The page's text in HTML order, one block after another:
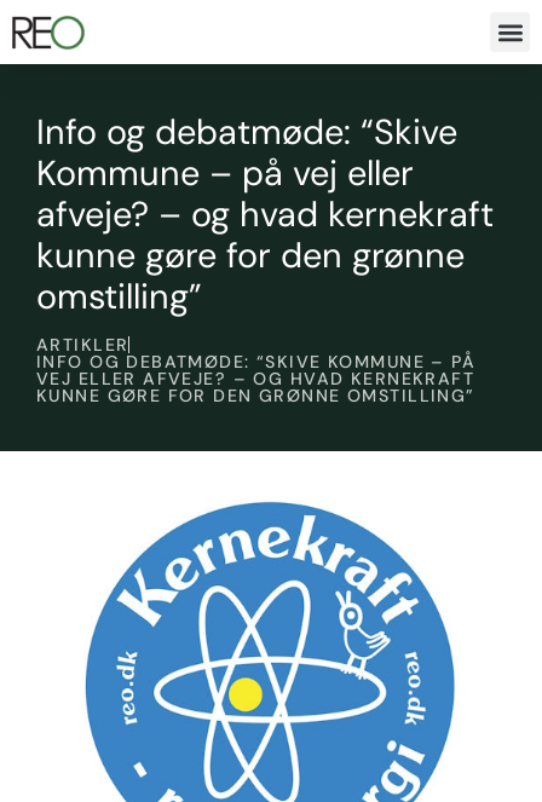
Info og debatmøde: “Skive
Kommune – på vej eller
afveje? – og hvad kernekraft
kunne gøre for den grønne
omstilling”
ARTIKLER
INFO OG DEBATMØDE: “SKIVE KOMMUNE – PÅ
VEJ ELLER AFVEJE? – OG HVAD KERNEKRAFT
KUNNE GØRE FOR DEN GRØNNE OMSTILLING”